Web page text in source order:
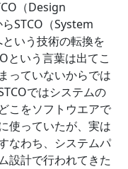
（Design
STCO（System
いう技術の転換を
という言葉は出てこ
っていないからでは
ではシステムの
こをソフトウエアで
使っていたが、実は
なわち、システムパ
設計で行われてきた